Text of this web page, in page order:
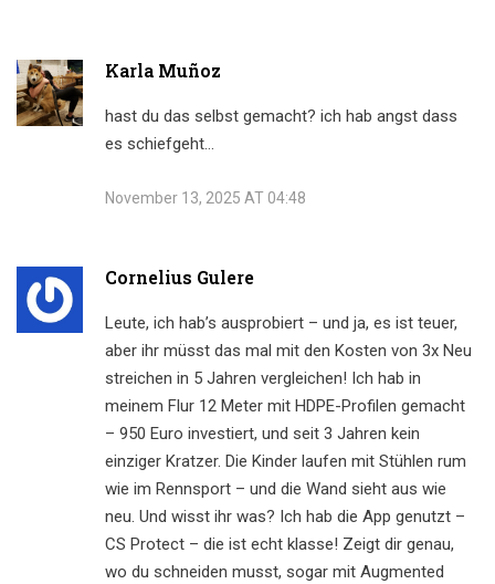
Karla Muñoz
hast du das selbst gemacht? ich hab angst dass
es schiefgeht…
November 13, 2025 AT 04:48
Cornelius Gulere
Leute, ich hab’s ausprobiert – und ja, es ist teuer,
aber ihr müsst das mal mit den Kosten von 3x Neu
streichen in 5 Jahren vergleichen! Ich hab in
meinem Flur 12 Meter mit HDPE-Profilen gemacht
– 950 Euro investiert, und seit 3 Jahren kein
einziger Kratzer. Die Kinder laufen mit Stühlen rum
wie im Rennsport – und die Wand sieht aus wie
neu. Und wisst ihr was? Ich hab die App genutzt –
CS Protect – die ist echt klasse! Zeigt dir genau,
wo du schneiden musst, sogar mit Augmented